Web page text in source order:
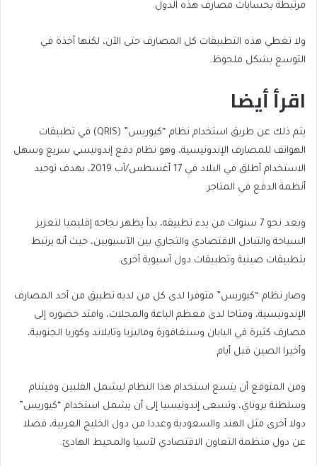
مرتبطة بحسابات مصارف هذه الدول.
ولا تغطي هذه التطبيقات كل المصارف حتى الآن، لكنها آخذة في
التوسع بشكل ملحوظ.
اقرأ أيضا
list
of
4
items
end
of
list
يتم ذلك عن طريق استخدام نظام “كيوريس” (QRIS) في تطبيقات
الهواتف للمصارف الإندونيسية، وهو نظام دفع إندونيسي سريع وسهل
الاستخدام أطلق في البلاد في 17 أغسطس/آب 2019، بهدف توحيد
أنظمة الدفع في المتاجر.
وبعد نحو 7 سنوات من بدء تطبيقه، بدأ يظهر نجاحه إقليميا لتعزيز
السياحة والتبادل الاقتصادي والتجاري بين الآسيويين، حيث أنه يرتبط
بتطبيقات صينية وتطبيقات دول آسيوية أخرى.
وصار نظام “كيوريس” متوفرا لدى كل من لديه تطبيق من أحد المصارف
الإندونيسية، ومتاحا لدى معظم الباعة والمحلات، وامتد حضوره إلى
مصارف كثيرة في اليابان وسنغافورة وماليزيا وتايلاند وكوريا الجنوبية،
وأخيرا الصين قبل أيام.
ومن المتوقع أن يتسع استخدام هذا النظام ليشمل الفلبين وفيتنام
وسلطنة بروناي، وتسعى إندونيسيا إلى أن يشمل استخدام “كيوريس”
دولا أخرى مثل الهند والسعودية وعددا من دول الخليج العربية، فضلا
عن دول منظمة التعاون الاقتصادي لآسيا والمحيط الهادئ.